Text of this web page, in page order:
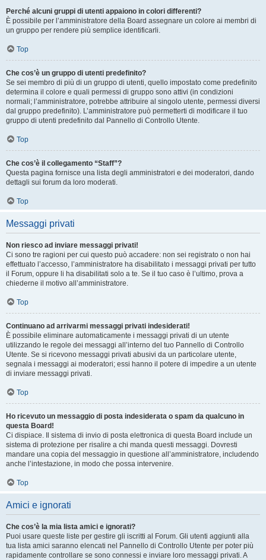
Perché alcuni gruppi di utenti appaiono in colori differenti?
È possibile per l’amministratore della Board assegnare un colore ai membri di
un gruppo per rendere più semplice identificarli.
Top
Che cos’è un gruppo di utenti predefinito?
Se sei membro di più di un gruppo di utenti, quello impostato come predefinito
determina il colore e quali permessi di gruppo sono attivi (in condizioni
normali; l’amministratore, potrebbe attribuire al singolo utente, permessi diversi
dal gruppo predefinito). L’amministratore può permetterti di modificare il tuo
gruppo di utenti predefinito dal Pannello di Controllo Utente.
Top
Che cos’è il collegamento “Staff”?
Questa pagina fornisce una lista degli amministratori e dei moderatori, dando
dettagli sui forum da loro moderati.
Top
Messaggi privati
Non riesco ad inviare messaggi privati!
Ci sono tre ragioni per cui questo può accadere: non sei registrato o non hai
effettuato l’accesso, l’amministratore ha disabilitato i messaggi privati per tutto
il Forum, oppure li ha disabilitati solo a te. Se il tuo caso è l’ultimo, prova a
chiederne il motivo all’amministratore.
Top
Continuano ad arrivarmi messaggi privati indesiderati!
È possibile eliminare automaticamente i messaggi privati ​​di un utente
utilizzando le regole dei messaggi all’interno del tuo Pannello di Controllo
Utente. Se si ricevono messaggi privati ​​abusivi da un particolare utente,
segnala i messaggi ai moderatori; essi hanno il potere di impedire a un utente
di inviare messaggi privati​​.
Top
Ho ricevuto un messaggio di posta indesiderata o spam da qualcuno in
questa Board!
Ci dispiace. Il sistema di invio di posta elettronica di questa Board include un
sistema di protezione per risalire a chi manda questi messaggi. Dovresti
mandare una copia del messaggio in questione all’amministratore, includendo
anche l’intestazione, in modo che possa intervenire.
Top
Amici e ignorati
Che cos’è la mia lista amici e ignorati?
Puoi usare queste liste per gestire gli iscritti al Forum. Gli utenti aggiunti alla
tua lista amici saranno elencati nel Pannello di Controllo Utente per poter più
rapidamente controllare se sono connessi e inviare loro messaggi privati. A